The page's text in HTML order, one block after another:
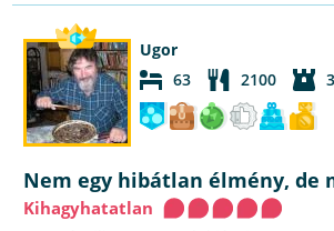
Ugor
63
2100
Nem egy hibátlan élmény, de
Kihagyhatatlan